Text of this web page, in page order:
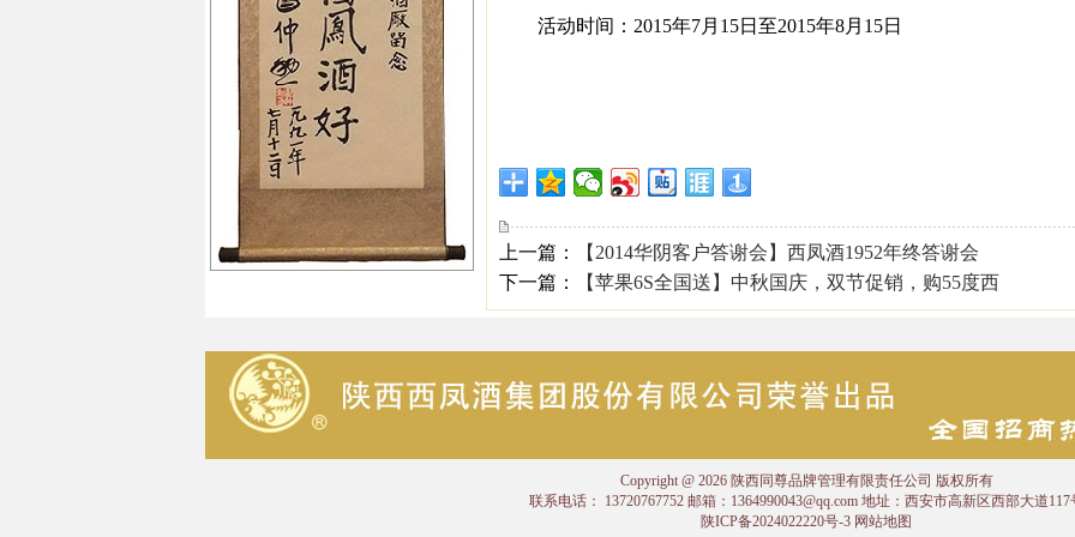
活动时间：2015年7月15日至2015年8月15日
上一篇：
【2014华阴客户答谢会】西凤酒1952年终答谢会
下一篇：
【苹果6S全国送】中秋国庆，双节促销，购55度西
Copyright @ 2026 陕西同尊品牌管理有限责任公司 版权所有
联系电话： 13720767752 邮箱：1364990043@qq.com 地址：西安市高新区西部大道117
陕ICP备2024022220号-3 网站地图